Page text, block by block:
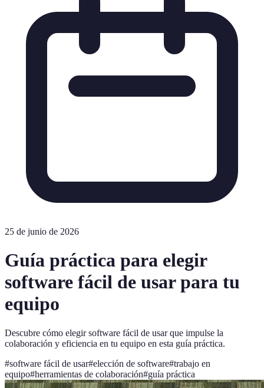
25 de junio de 2026
Guía práctica para elegir
software fácil de usar para tu
equipo
Descubre cómo elegir software fácil de usar que impulse la
colaboración y eficiencia en tu equipo en esta guía práctica.
#software fácil de usar#elección de software#trabajo en
equipo#herramientas de colaboración#guía práctica